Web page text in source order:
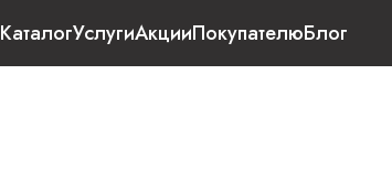
КаталогУслугиАкцииПокупателюБлог